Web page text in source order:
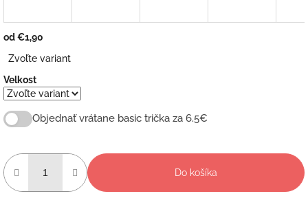
od€1,90
cena:
Zvoľte variant
Velkost
Objednať vrátane basic trička za 6.5€
Do košíka